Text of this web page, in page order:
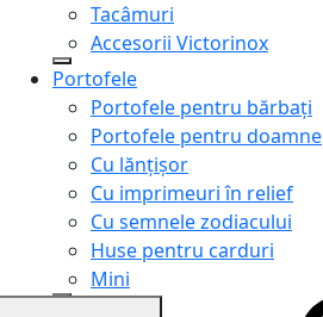
Tacâmuri
Accesorii Victorinox
Portofele
Portofele pentru bărbați
Portofele pentru doamne
Cu lănțișor
Cu imprimeuri în relief
Cu semnele zodiacului
Huse pentru carduri
Mini